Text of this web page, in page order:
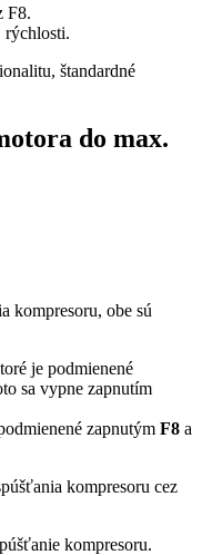
F8.
rýchlosti.
štandardné
do max.
kompresoru, obe sú
je podmienené
sa vypne zapnutím
zapnutým F8 a
kompresoru cez
kompresoru.